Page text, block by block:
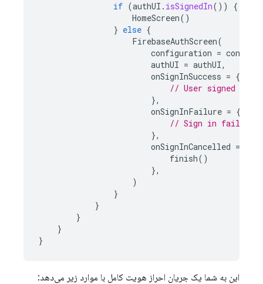
if (authUI . isSignedIn())
{
HomeScreen()
} else {
FirebaseAuthScreen(
configuration =
authUI = authUI,
onSignInSuccess = {
// User signed in
},
onSignInFailure = {
// Sign in failed
},
onSignInCancelled =
finish()
},
)
}
}
}
}
}
این به شما یک جریان احراز هویت کامل با موارد زیر می‌دهد: